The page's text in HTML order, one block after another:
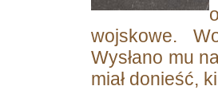
wojskowe.
Wysłano mu
miał donieść,